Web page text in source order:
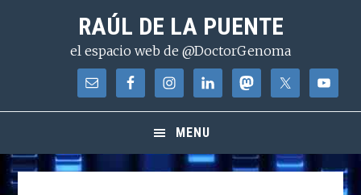
contenido
RAÚL DE LA PUENTE
el espacio web de @DoctorGenoma
MENU